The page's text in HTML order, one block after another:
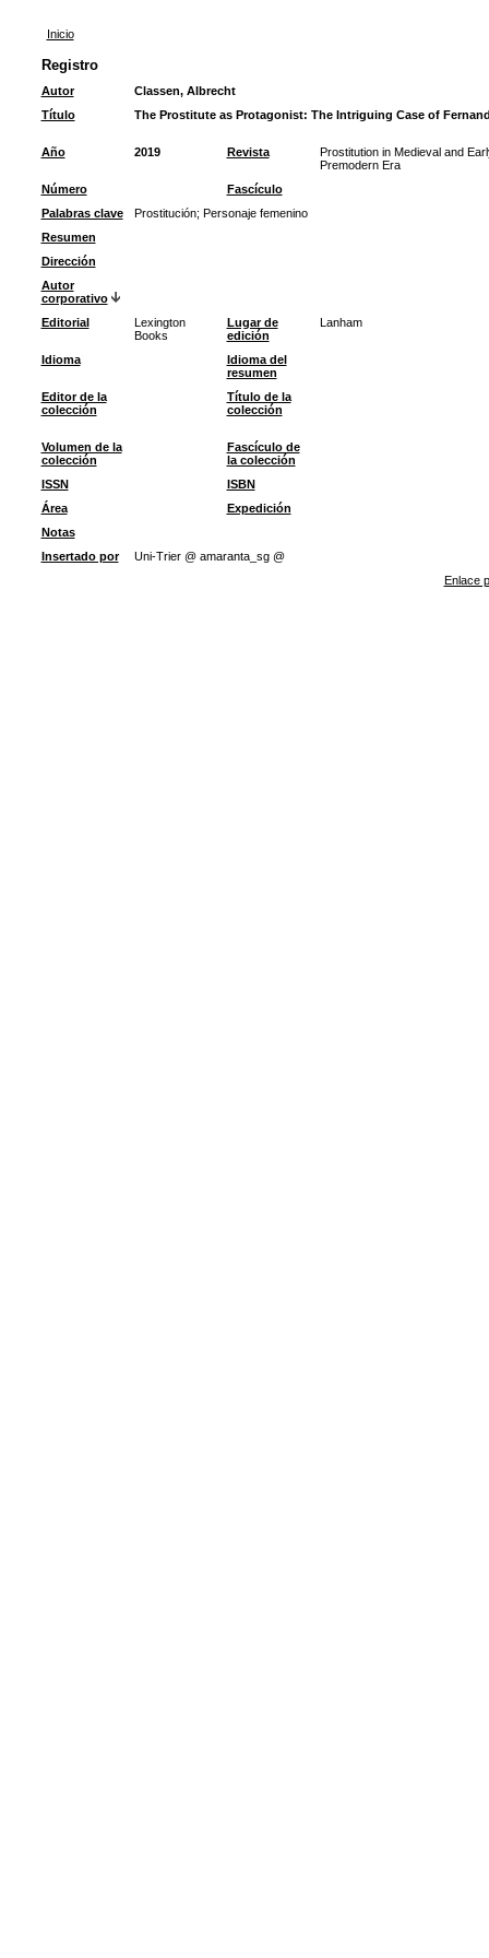
Inicio
Registro
Autor
Classen, Albrecht
Título
The Prostitute as Protagonist: The Intriguing Case of
Año 2019 Revista
Prostitution in Medieval and
Premodern Era
Número
Fascículo
Palabras clave
Prostitución; Personaje femenino
Resumen
Dirección
Autor
corporativo
Editorial
Lexington
Books
Lugar de
edición
Lanham
Idioma
Idioma del
resumen
Editor de la
colección
Título de la
colección
Volumen de la
colección
Fascículo de
la colección
ISSN
ISBN
Área
Expedición
Notas
Insertado por
Uni-Trier @ amaranta_sg @
Enlace